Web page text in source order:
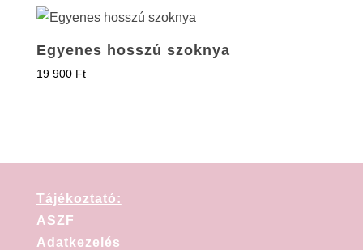
Egyenes hosszú szoknya
19 900 Ft
Tájékoztató:
ASZF
Adatkezelés